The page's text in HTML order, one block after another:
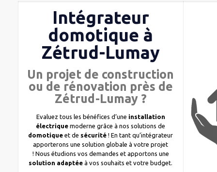
Intégrateur
domotique à
Zétrud-Lumay
Un projet de construction
ou de rénovation près de
Zétrud-Lumay ?
Evaluez tous les bénéfices d’une installation
électrique moderne grâce à nos solutions de
domotique et de sécurité ! En tant qu’intégrateur
apporterons une solution globale à votre projet
! Nous étudions vos demandes et apportons une
solution adaptéeà vos souhaits et votre budget.